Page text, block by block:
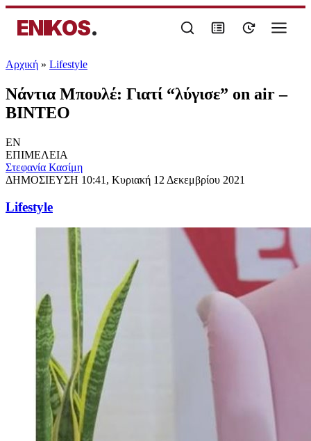
ENIKOS.
Αρχική » Lifestyle
Νάντια Μπουλέ: Γιατί “λύγισε” on air –
ΒΙΝΤΕΟ
EN
ΕΠΙΜΕΛΕΙΑ
Στεφανία Κασίμη
ΔΗΜΟΣΙΕΥΣΗ 10:41, Κυριακή 12 Δεκεμβρίου 2021
Lifestyle